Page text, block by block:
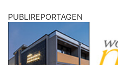
PUBLIREPORTAGEN